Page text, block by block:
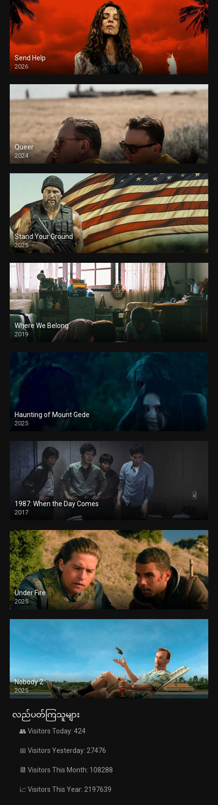
Send Help
2026
Queer
2024
Stand Your Ground
2025
Where We Belong
2019
Haunting of Mount Gede
2025
1987: When the Day Comes
2017
Under Fire
2025
Nobody 2
2025
လည်ပတ်ကြသူများ
👥 Visitors Today: 424
📅 Visitors Yesterday: 27476
📆 Visitors This Month: 108288
📈 Visitors This Year: 2197639